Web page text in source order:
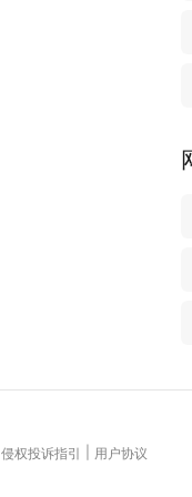
侵权投诉指引
用户协议